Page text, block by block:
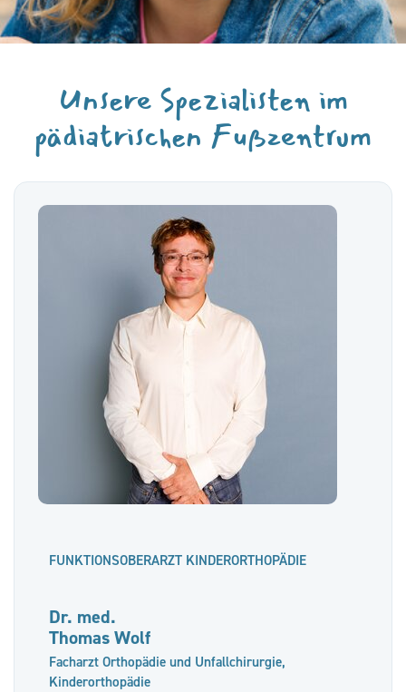
Unsere Spezialisten im
pädiatrischen Fußzentrum
FUNKTIONSOBERARZT KINDERORTHOPÄDIE
Dr. med.
Thomas Wolf
Facharzt Orthopädie und Unfallchirurgie,
Kinderorthopädie